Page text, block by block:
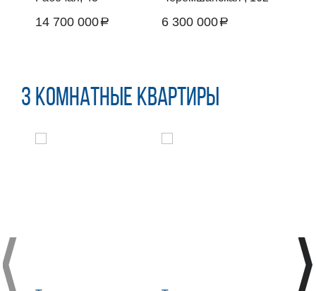
14 700 000a 6 300 000a
3 комнатные квартиры